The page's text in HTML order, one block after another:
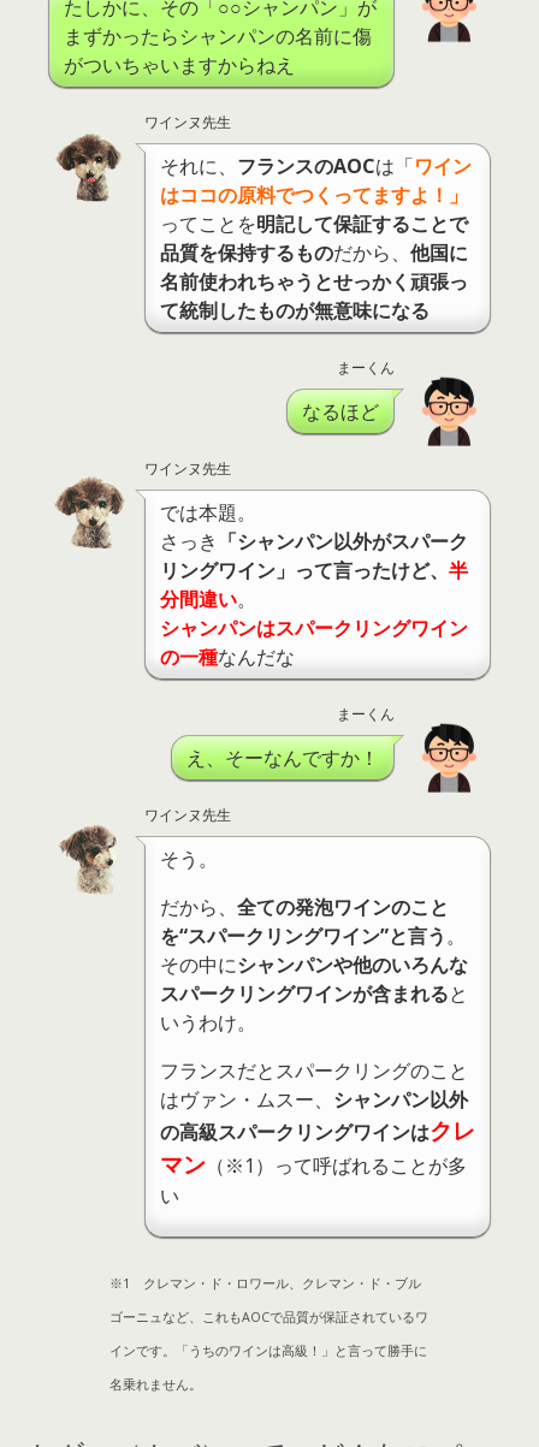
たしかに、その「○○シャンパン」が
まずかったらシャンパンの名前に傷
がついちゃいますからねえ
ワインヌ先生
それに、 フランスのAOCは「ワイン
はココの原料でつくってますよ！」
ってことを明記して保証することで
品質を保持するものだから、 他国に
名前使われちゃうとせっかく頑張っ
て統制したものが無意味になる
まーくん
なるほど
ワインヌ先生
では本題。
さっき 「シャンパン以外がスパーク
リングワイン」って言ったけど、 半
分間違い。
シャンパンはスパークリングワイン
の一種なんだな
まーくん
え、そーなんですか！
ワインヌ先生
そう。
だから、 全ての発泡ワインのこと
を“スパークリングワイン”と言う。
その中にシャンパンや他のいろんな
スパークリングワインが含まれると
いうわけ。
フランスだとスパークリングのこと
はヴァン・ムスー、 シャンパン以外
の高級スパークリングワインはクレ
マン （※1）って呼ばれることが多
い
※1 クレマン・ド・ロワール、クレマン・ド・ブル
ゴーニュなど、これもAOCで品質が保証されているワ
インです。「うちのワインは高級！」と言って勝手に
名乗れません。